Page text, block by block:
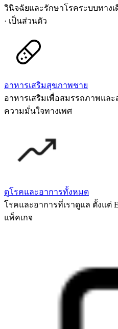
วินิจฉัยและรักษาโรคระบบทาง
· เป็นส่วนตัว
อาหารเสริมสุขภาพชาย
อาหารเสริมเพื่อสมรรถภาพแล
ความมั่นใจทางเพศ
ดูโรคและอาการทั้งหมด
โรคและอาการที่เราดูแล ตั้งแต่
แพ็คเกจ